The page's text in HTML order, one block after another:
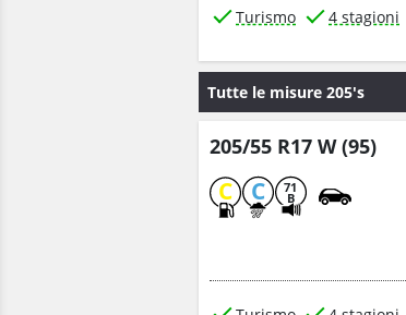
Turismo 4 stagioni
Tutte le misure 205's
205/55 R17 W (95)
C C 71
B